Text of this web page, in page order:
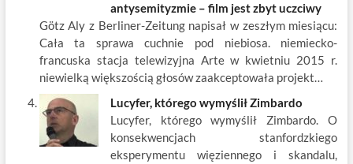
antysemityzmie – film jest zbyt uczciwy
Götz Aly z Berliner-Zeitung napisał w zeszłym miesiącu:
Cała ta sprawa cuchnie pod niebiosa. niemiecko-
francuska stacja telewizyjna Arte w kwietniu 2015 r.
niewielką większością głosów zaakceptowała projekt…
Lucyfer, którego wymyślił Zimbardo
Lucyfer, którego wymyślił Zimbardo. O
konsekwencjach stanfordzkiego
eksperymentu więziennego i skandalu,